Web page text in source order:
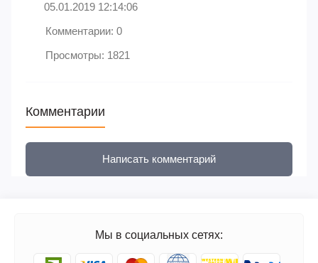
05.01.2019 12:14:06
Комментарии: 0
Просмотры: 1821
Комментарии
Написать комментарий
Мы в социальных сетях: